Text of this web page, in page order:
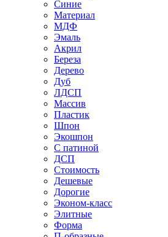
Синие
Материал
МДФ
Эмаль
Акрил
Береза
Дерево
Дуб
ЛДСП
Массив
Пластик
Шпон
Экошпон
С патиной
ДСП
Стоимость
Дешевые
Дорогие
Эконом-класс
Элитные
Форма